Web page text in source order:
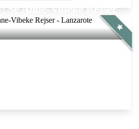
Anne-Vibeke Rejser